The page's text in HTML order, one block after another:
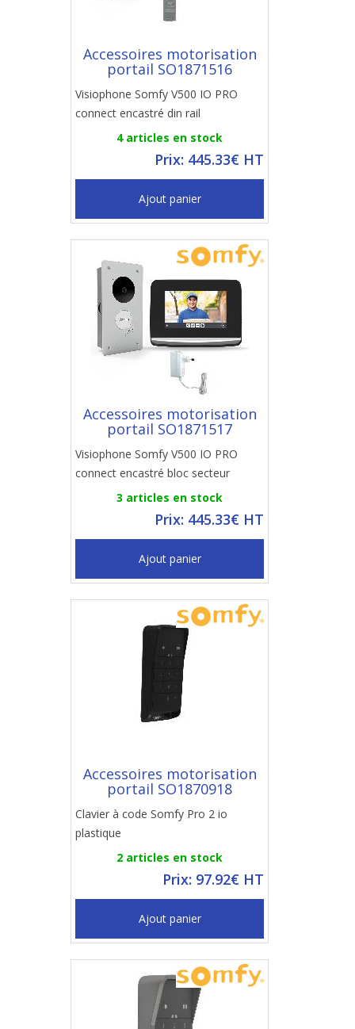
Accessoires motorisation
portail SO1871516
Visiophone Somfy V500 IO PRO
connect encastré din rail
4 articles en stock
Prix: 445.33€ HT
Ajout panier
Accessoires motorisation
portail SO1871517
Visiophone Somfy V500 IO PRO
connect encastré bloc secteur
3 articles en stock
Prix: 445.33€ HT
Ajout panier
Accessoires motorisation
portail SO1870918
Clavier à code Somfy Pro 2 io
plastique
2 articles en stock
Prix: 97.92€ HT
Ajout panier